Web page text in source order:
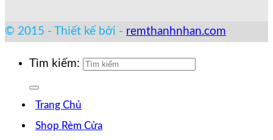
© 2015 - Thiết kế bởi - remthanhnhan.com
Tìm kiếm:
Trang Chủ
Shop Rèm Cửa